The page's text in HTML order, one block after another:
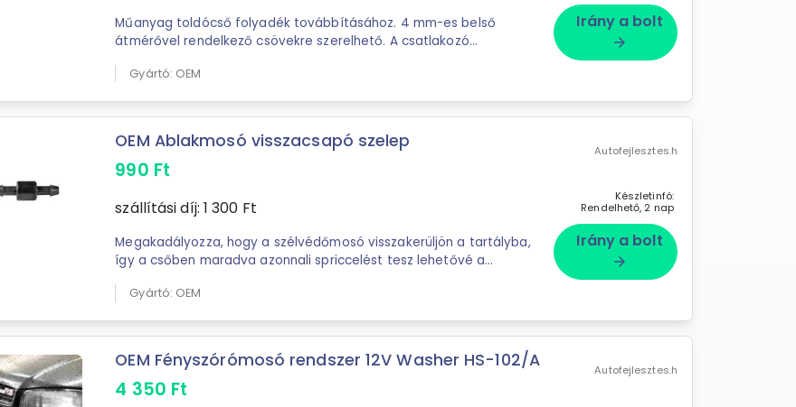
Műanyag toldócső folyadék továbbításához. 4 mm-es belső
átmérővel rendelkező csövekre szerelhető. A csatlakozó
Gyártó: OEM
Irány a bolt
arrow_forward
OEM Ablakmosó visszacsapó szelep
990 Ft
szállítási díj: 1 300 Ft
Megakadályozza, hogy a szélvédőmosó visszakerüljön a tartályba,
így a csőben maradva azonnali spriccelést tesz lehetővé a
Gyártó: OEM
Autofejlesztes.h
Készletinfó:
Rendelhető, 2 nap
Irány a bolt
arrow_forward
OEM Fényszórómosó rendszer 12V Washer HS-102/A
4 350 Ft
Autofejlesztes.h